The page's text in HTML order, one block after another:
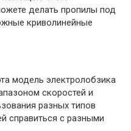
делать пропилы под
криволинейные
модель электролобзика
скоростей и
разных типов
справиться с разными